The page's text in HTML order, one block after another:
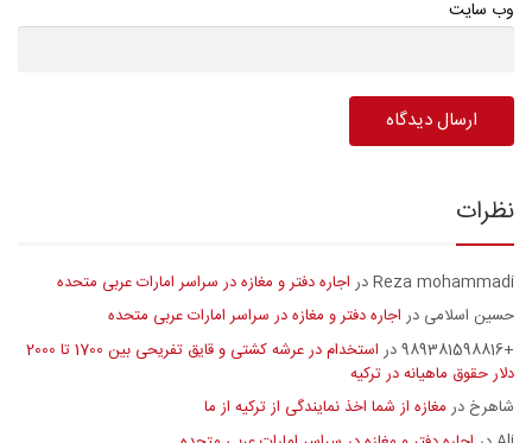
وب سایت
نظرات
Reza mohammadiدر اجاره دفتر و مغازه در سراسر امارات عربی متحده
حسین اسلامی در اجاره دفتر و مغازه در سراسر امارات عربی متحده
+989381598816
در
استخدام در عرشه کشتی و قایق تفریحی بین 1700 تا 2000
دلار حقوق ماهیانه در ترکیه
شاهرخ در مغازه از شما اخذ نمایندگی از ترکیه از ما